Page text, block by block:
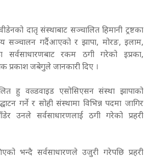
दातृ संस्थाबाट सञ्चालित हिमानी ट्रष्टका
सञ्चालन गर्दैआएको र झापा, मोरङ, इलाम,
रकम ठगी गरेको इप्रका,
प्रकाश जबेगुले जानकारी दिए ।
हु वल्र्डवाइड एसोसिएसन संस्था झापाको
गर्ने र सोही संस्थामा विभिन्न पदमा जागिर
उनले सर्वसाधारणलाई ठगी गरेको प्रहरी
भन्दै सर्वसाधारणले उजुरी गरेपछि प्रहरी